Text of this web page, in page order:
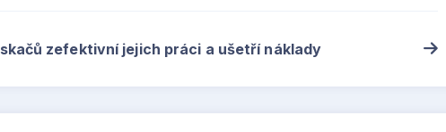
zefektivní jejich práci a ušetří náklady